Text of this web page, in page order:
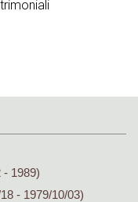
1989)
- 1979/10/03)